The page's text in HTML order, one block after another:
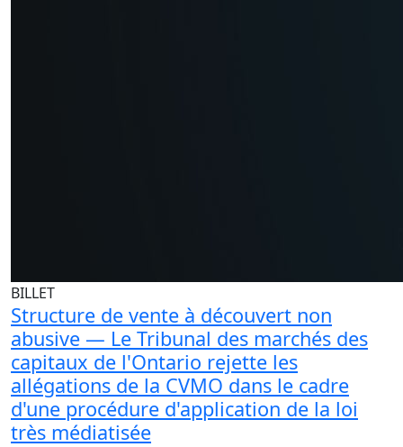
BILLET
Structure de vente à découvert non
abusive — Le Tribunal des marchés des
capitaux de l'Ontario rejette les
allégations de la CVMO dans le cadre
d'une procédure d'application de la loi
très médiatisée